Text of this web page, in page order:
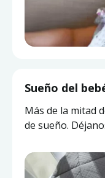
Sueño del
Más de la mitad
de sueño.